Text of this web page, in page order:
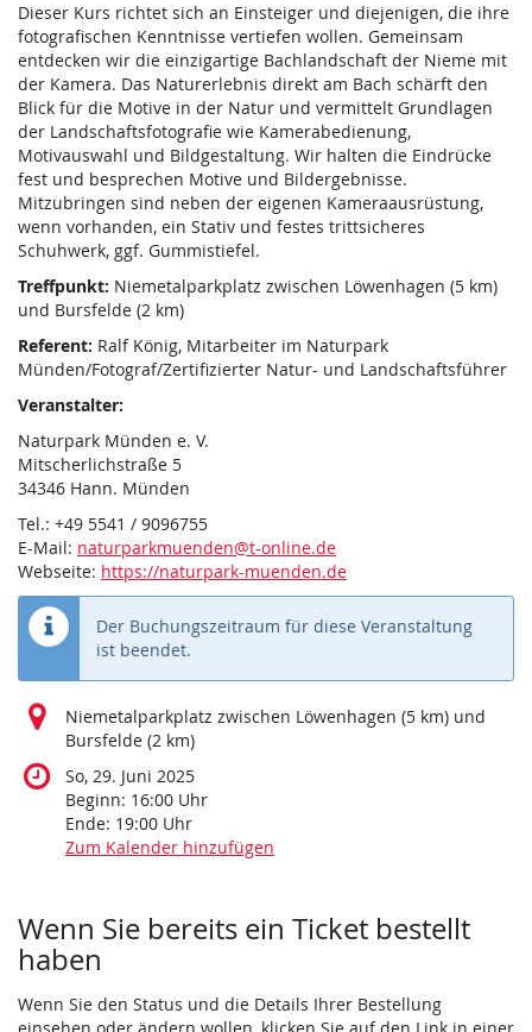
Dieser Kurs richtet sich an Einsteiger und diejenigen, die ihre
fotografischen Kenntnisse vertiefen wollen. Gemeinsam
entdecken wir die einzigartige Bachlandschaft der Nieme mit
der Kamera. Das Naturerlebnis direkt am Bach schärft den
Blick für die Motive in der Natur und vermittelt Grundlagen
der Landschaftsfotografie wie Kamerabedienung,
Motivauswahl und Bildgestaltung. Wir halten die Eindrücke
fest und besprechen Motive und Bildergebnisse.
Mitzubringen sind neben der eigenen Kameraausrüstung,
wenn vorhanden, ein Stativ und festes trittsicheres
Schuhwerk, ggf. Gummistiefel.
Treffpunkt: Niemetalparkplatz zwischen Löwenhagen (5 km)
und Bursfelde (2 km)
Referent: Ralf König, Mitarbeiter im Naturpark
Münden/Fotograf/Zertifizierter Natur- und Landschaftsführer
Veranstalter:
Naturpark Münden e. V.
Mitscherlichstraße 5
34346 Hann. Münden
Tel.: +49 5541 / 9096755
E-Mail: naturparkmuenden@t-online.de
Webseite: https://naturpark-muenden.de
Der Buchungszeitraum für diese Veranstaltung
ist beendet.
Niemetalparkplatz zwischen Löwenhagen (5 km) und
Bursfelde (2 km)
So, 29. Juni 2025
Beginn: 16:00 Uhr
Ende: 19:00 Uhr
Zum Kalender hinzufügen
Wenn Sie bereits ein Ticket bestellt
haben
Wenn Sie den Status und die Details Ihrer Bestellung